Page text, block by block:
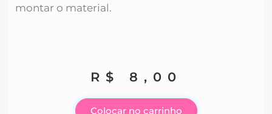
montar o material.
R$ 8,00
Colocar no carrinho